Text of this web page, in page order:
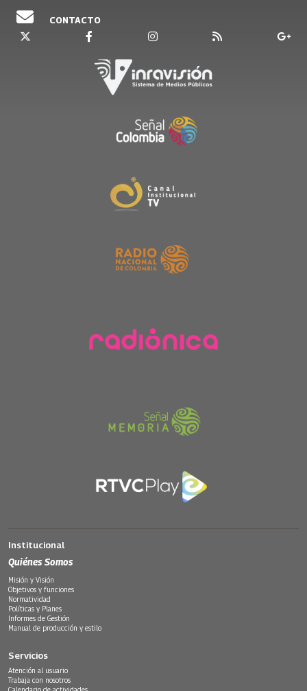
CONTACTO
Institucional
Quiénes Somos
Misión y Visión
Objetivos y funciones
Normatividad
Políticas y Planes
Informes de Gestión
Manual de producción y estilo
Servicios
Atención al usuario
Trabaja con nosotros